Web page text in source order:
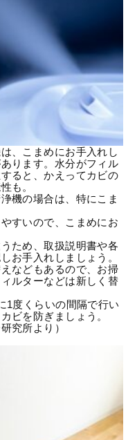
、こまめにお手入れし
ります。水分がフィル
ると、かえってカビの
も。
機の場合は、特にこま
すいので、こまめにお
ため、取扱説明書や各
お手入れしましょう。
などもあるので、お掃
ルターなどは新しく替
1度くらいの間隔で行い
ビを防ぎましょう。
究所より）